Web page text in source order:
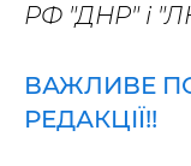
РФ "ДНР" і
ВАЖЛИВЕ
РЕДАКЦІЇ!!